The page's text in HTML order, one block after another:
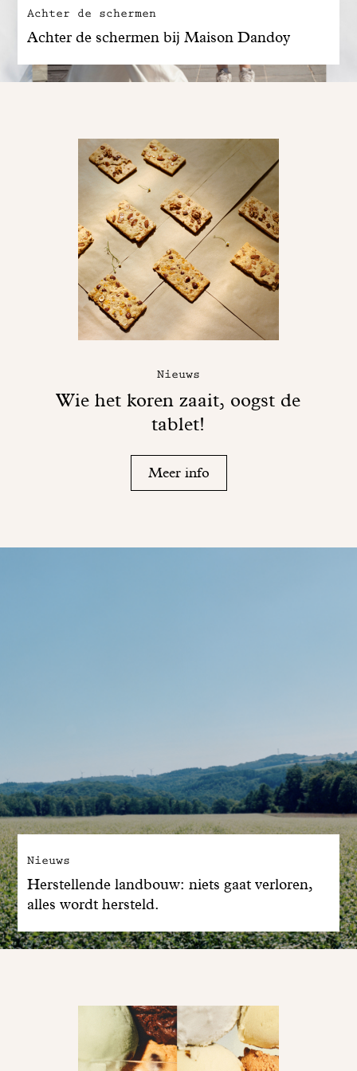
Achter de schermen
Achter de schermen bij Maison Dandoy
Nieuws
Wie het koren zaait, oogst de
tablet!
Meer info
Nieuws
Herstellende landbouw: niets gaat verloren,
alles wordt hersteld.